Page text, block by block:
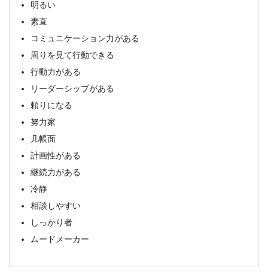
明るい
素直
コミュニケーション力がある
周りを見て行動できる
行動力がある
リーダーシップがある
頼りになる
努力家
几帳面
計画性がある
継続力がある
冷静
相談しやすい
しっかり者
ムードメーカー